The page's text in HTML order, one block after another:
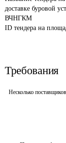
доставке буровой
ВЧНГКМ
ID тендера на
Требования
Несколько поставщиков